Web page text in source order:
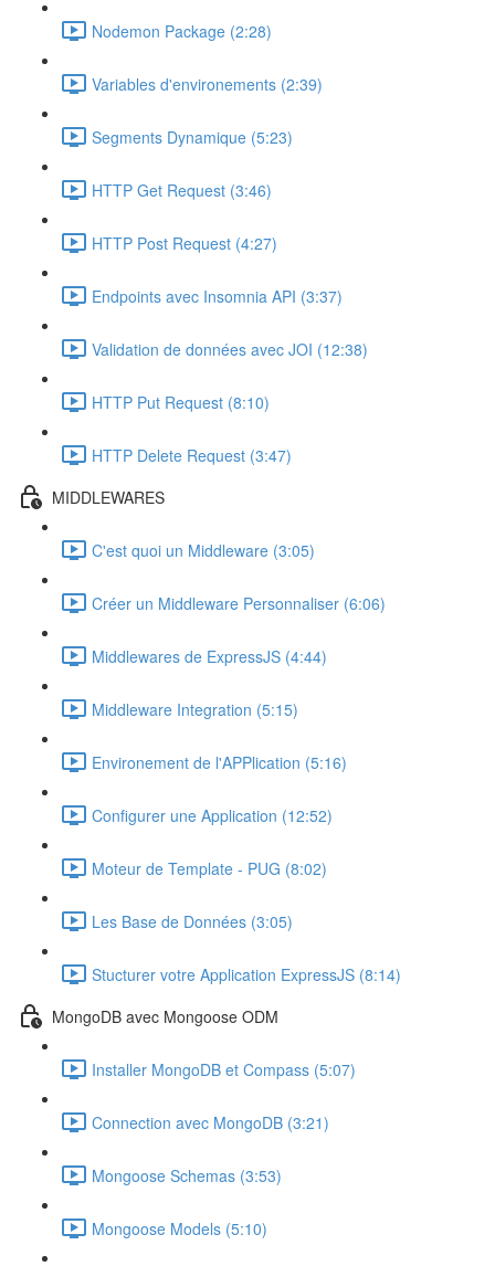
Nodemon Package (2:28)
Variables d'environements (2:39)
Segments Dynamique (5:23)
HTTP Get Request (3:46)
HTTP Post Request (4:27)
Endpoints avec Insomnia API (3:37)
Validation de données avec JOI (12:38)
HTTP Put Request (8:10)
HTTP Delete Request (3:47)
MIDDLEWARES
C'est quoi un Middleware (3:05)
Créer un Middleware Personnaliser (6:06)
Middlewares de ExpressJS (4:44)
Middleware Integration (5:15)
Environement de l'APPlication (5:16)
Configurer une Application (12:52)
Moteur de Template - PUG (8:02)
Les Base de Données (3:05)
Stucturer votre Application ExpressJS (8:14)
MongoDB avec Mongoose ODM
Installer MongoDB et Compass (5:07)
Connection avec MongoDB (3:21)
Mongoose Schemas (3:53)
Mongoose Models (5:10)